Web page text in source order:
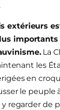
extérieurs
importants
La
les
en
le peuple
regarder de